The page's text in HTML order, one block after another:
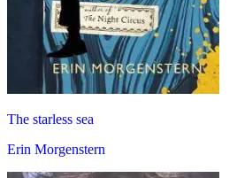
The starless sea
Erin Morgenstern